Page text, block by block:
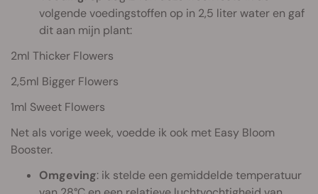
volgende voedingstoffen op in 2,5 liter water en gaf
dit aan mijn plant:
2ml Thicker Flowers
2,5ml Bigger Flowers
1ml Sweet Flowers
Net als vorige week, voedde ik ook met Easy Bloom
Booster.
Omgeving: ik stelde een gemiddelde temperatuur